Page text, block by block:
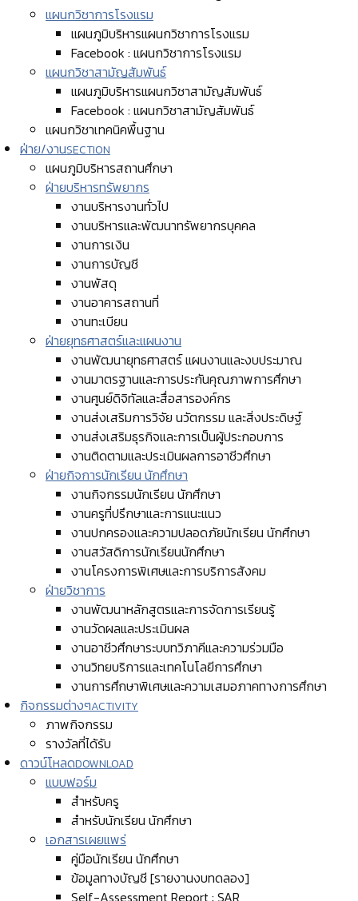
แผนกวิชาการโรงแรม
แผนภูมิบริหารแผนกวิชาการโรงแรม
Facebook : แผนกวิชาการโรงแรม
แผนกวิชาสามัญสัมพันธ์
แผนภูมิบริหารแผนกวิชาสามัญสัมพันธ์
Facebook : แผนกวิชาสามัญสัมพันธ์
แผนกวิชาเทคนิคพื้นฐาน
ฝ่าย/งานSECTION
แผนภูมิบริหารสถานศึกษา
ฝ่ายบริหารทรัพยากร
งานบริหารงานทั่วไป
งานบริหารและพัฒนาทรัพยากรบุคคล
งานการเงิน
งานการบัญชี
งานพัสดุ
งานอาคารสถานที่
งานทะเบียน
ฝ่ายยุทธศาสตร์และแผนงาน
งานพัฒนายุทธศาสตร์ แผนงานและงบประมาณ
งานมาตรฐานและการประกันคุณภาพการศึกษา
งานศูนย์ดิจิทัลและสื่อสารองค์กร
งานส่งเสริมการวิจัย นวัตกรรม และสิ่งประดิษฐ์
งานส่งเสริมธุรกิจและการเป็นผู้ประกอบการ
งานติดตามและประเมินผลการอาชีวศึกษา
ฝ่ายกิจการนักเรียน นักศึกษา
งานกิจกรรมนักเรียน นักศึกษา
งานครูที่ปรึกษาและการแนะแนว
งานปกครองและความปลอดภัยนักเรียน นักศึกษา
งานสวัสดิการนักเรียนนักศึกษา
งานโครงการพิเศษและการบริการสังคม
ฝ่ายวิชาการ
งานพัฒนาหลักสูตรและการจัดการเรียนรู้
งานวัดผลและประเมินผล
งานอาชีวศึกษาระบบทวิภาคีและความร่วมมือ
งานวิทยบริการและเทคโนโลยีการศึกษา
งานการศึกษาพิเศษและความเสมอภาคทางการศึกษา
กิจกรรมต่างๆACTIVITY
ภาพกิจกรรม
รางวัลที่ได้รับ
ดาวน์โหลดDOWNLOAD
แบบฟอร์ม
สำหรับครู
สำหรับนักเรียน นักศึกษา
เอกสารเผยแพร่
คู่มือนักเรียน นักศึกษา
ข้อมูลทางบัญชี [รายงานงบทดลอง]
Self-Assessment Report : SAR